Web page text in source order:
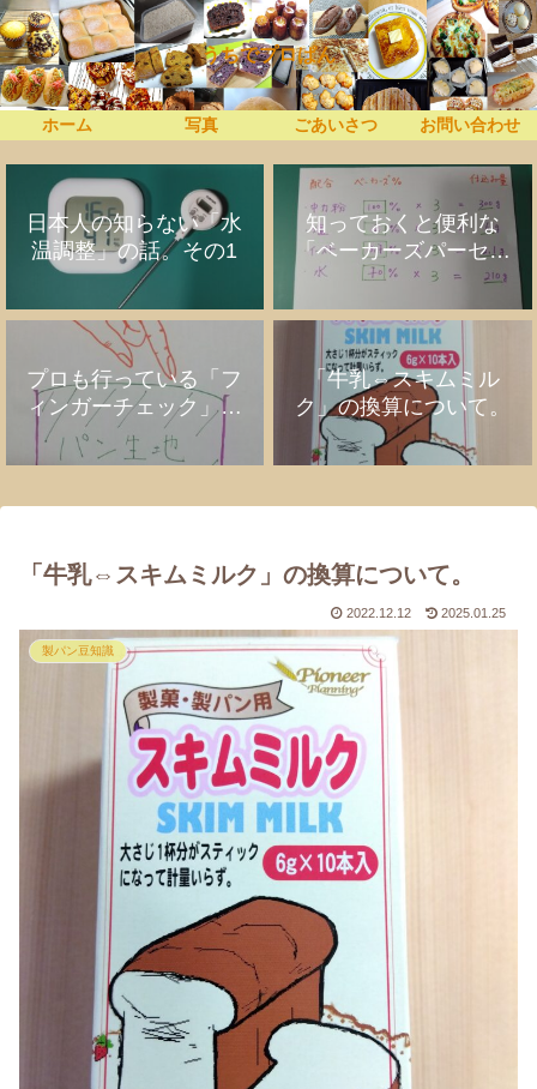
うちでプロぱん
ホーム 写真 ごあいさつ お問い合わせ
日本人の知らない「水
温調整」の話。その1
知っておくと便利な
「ベーカーズパーセン
ト」の話
プロも行っている「フ
ィンガーチェック」の
話。
「牛乳⇔スキムミル
ク」の換算について。
「牛乳⇔スキムミルク」の換算について。
2022.12.12 2025.01.25
製パン豆知識